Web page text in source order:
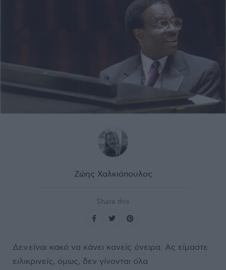
Ζώης Χαλκιόπουλος
Share this
Δεν είναι κακό να κάνει κανείς όνειρα. Ας είμαστε
ειλικρινείς, όμως, δεν γίνονται όλα